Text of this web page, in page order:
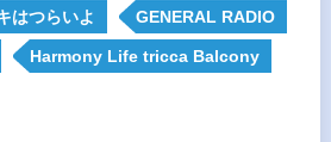
はつらいよ GENERAL RADIO
Harmony Life tricca Balcony